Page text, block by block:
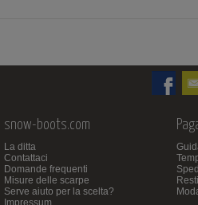
snow-boots.com
La ditta
Contattaci
Domande frequenti
Misure delle scarpe
Serve aiuto per la scelta?
Impressum